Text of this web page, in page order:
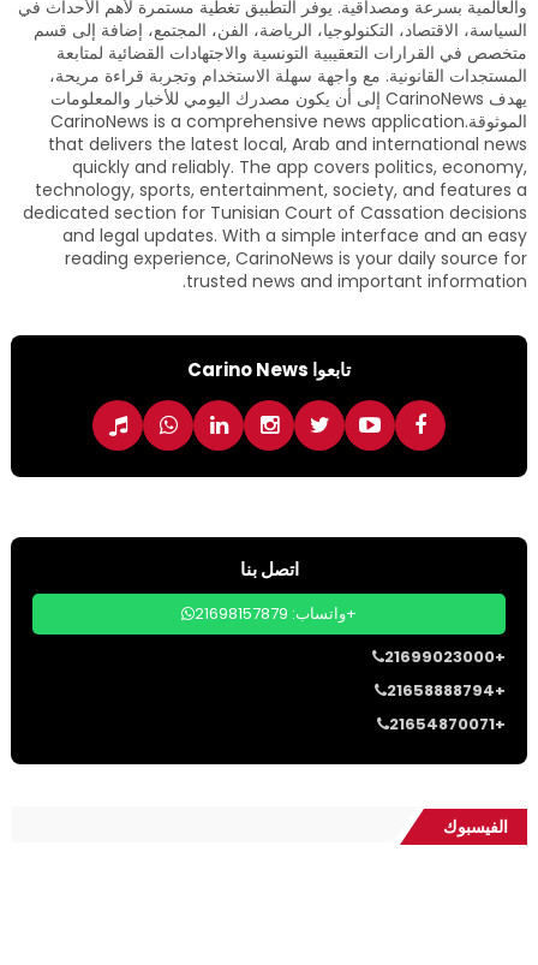
والعالمية بسرعة ومصداقية. يوفر التطبيق تغطية مستمرة لأهم الأحداث في
السياسة، الاقتصاد، التكنولوجيا، الرياضة، الفن، المجتمع، إضافة إلى قسم
متخصص في القرارات التعقيبية التونسية والاجتهادات القضائية لمتابعة
المستجدات القانونية. مع واجهة سهلة الاستخدام وتجربة قراءة مريحة،
يهدف CarinoNews إلى أن يكون مصدرك اليومي للأخبار والمعلومات
الموثوقة.CarinoNews is a comprehensive news application
that delivers the latest local, Arab and international news
quickly and reliably. The app covers politics, economy,
technology, sports, entertainment, society, and features a
dedicated section for Tunisian Court of Cassation decisions
and legal updates. With a simple interface and an easy
reading experience, CarinoNews is your daily source for
trusted news and important information.
تابعوا Carino News
اتصل بنا
واتساب: 21698157879+
21699023000+
21658888794+
21654870071+
الفيسبوك